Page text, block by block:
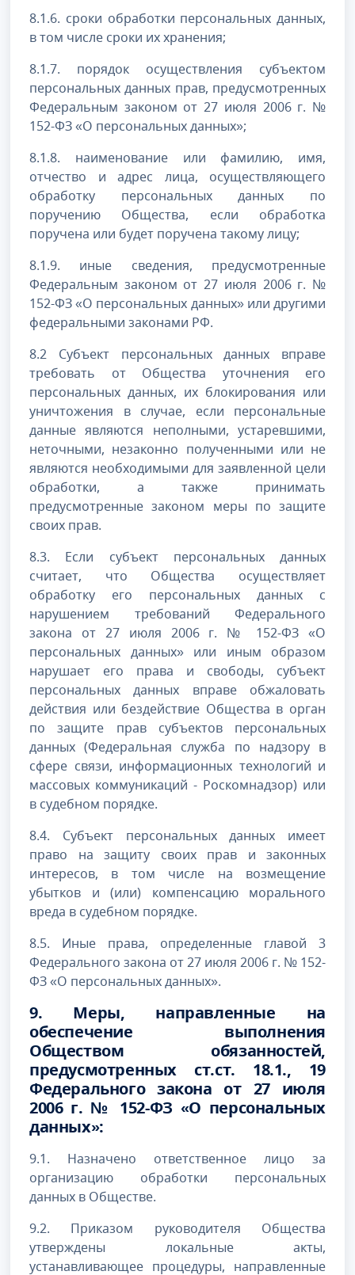
8.1.6. сроки обработки персональных данных,
в том числе сроки их хранения;
8.1.7. порядок осуществления субъектом
персональных данных прав, предусмотренных
Федеральным законом от 27 июля 2006 г. №
152-ФЗ «О персональных данных»;
8.1.8. наименование или фамилию, имя,
отчество и адрес лица, осуществляющего
обработку персональных данных по
поручению Общества, если обработка
поручена или будет поручена такому лицу;
8.1.9. иные сведения, предусмотренные
Федеральным законом от 27 июля 2006 г. №
152-ФЗ «О персональных данных» или другими
федеральными законами РФ.
8.2 Субъект персональных данных вправе
требовать от Общества уточнения его
персональных данных, их блокирования или
уничтожения в случае, если персональные
данные являются неполными, устаревшими,
неточными, незаконно полученными или не
являются необходимыми для заявленной цели
обработки, а также принимать
предусмотренные законом меры по защите
своих прав.
8.3. Если субъект персональных данных
считает, что Общества осуществляет
обработку его персональных данных с
нарушением требований Федерального
закона от 27 июля 2006 г. № 152-ФЗ «О
персональных данных» или иным образом
нарушает его права и свободы, субъект
персональных данных вправе обжаловать
действия или бездействие Общества в орган
по защите прав субъектов персональных
данных (Федеральная служба по надзору в
сфере связи, информационных технологий и
массовых коммуникаций - Роскомнадзор) или
в судебном порядке.
8.4. Субъект персональных данных имеет
право на защиту своих прав и законных
интересов, в том числе на возмещение
убытков и (или) компенсацию морального
вреда в судебном порядке.
8.5. Иные права, определенные главой 3
Федерального закона от 27 июля 2006 г. № 152-
ФЗ «О персональных данных».
9. Меры, направленные на
обеспечение выполнения
Обществом обязанностей,
предусмотренных ст.ст. 18.1., 19
Федерального закона от 27 июля
2006 г. № 152-ФЗ «О персональных
данных»:
9.1. Назначено ответственное лицо за
организацию обработки персональных
данных в Обществе.
9.2. Приказом руководителя Общества
утверждены локальные акты,
устанавливающее процедуры, направленные